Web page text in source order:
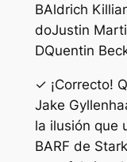
BAldrich
doJustin
DQuentin
✓ ¡Correcto!
Jake
la ilusión que
BARF de